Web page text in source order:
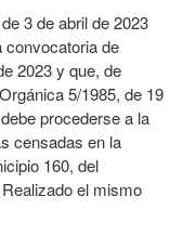
3 de abril de 2023
convocatoria de
2023 y que, de
5/1985, de 19
procederse a la
censadas en la
160, del
el mismo